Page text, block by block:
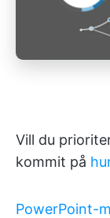
Vill du
kommit på
PowerPoint-